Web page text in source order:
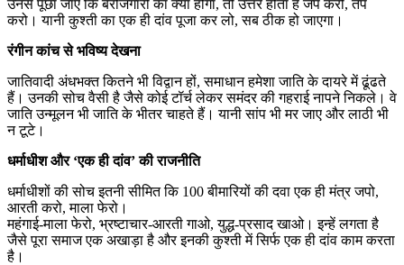
उनसे पूछा जाए कि बेरोजगारी का क्या होगा, तो उत्तर होता है जप करो, तप
करो। यानी कुश्ती का एक ही दांव पूजा कर लो, सब ठीक हो जाएगा।
रंगीन कांच से भविष्य देखना
जातिवादी अंधभक्त कितने भी विद्वान हों, समाधान हमेशा जाति के दायरे में ढूंढते
हैं। उनकी सोच वैसी है जैसे कोई टॉर्च लेकर समंदर की गहराई नापने निकले। वे
जाति उन्मूलन भी जाति के भीतर चाहते हैं। यानी सांप भी मर जाए और लाठी भी
न टूटे।
धर्माधीश और ‘एक ही दांव’ की राजनीति
धर्माधीशों की सोच इतनी सीमित कि 100 बीमारियों की दवा एक ही मंत्र जपो,
आरती करो, माला फेरो।
महंगाई-माला फेरो, भ्रष्टाचार-आरती गाओ, युद्ध-प्रसाद खाओ। इन्हें लगता है
जैसे पूरा समाज एक अखाड़ा है और इनकी कुश्ती में सिर्फ एक ही दांव काम करता
है।